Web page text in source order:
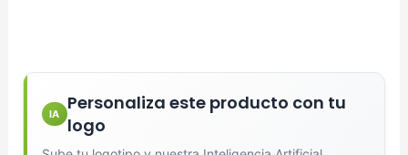
IA
Personaliza este producto con tu
logo